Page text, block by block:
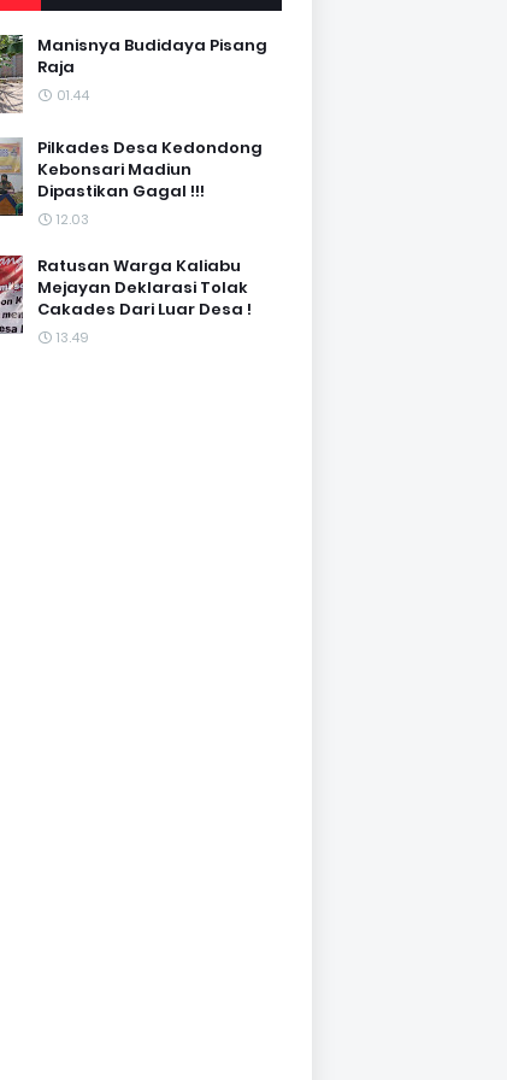
Manisnya Budidaya Pisang
Raja
01.44
Pilkades Desa Kedondong
Kebonsari Madiun
Dipastikan Gagal !!!
12.03
Ratusan Warga Kaliabu
Mejayan Deklarasi Tolak
Cakades Dari Luar Desa !
13.49